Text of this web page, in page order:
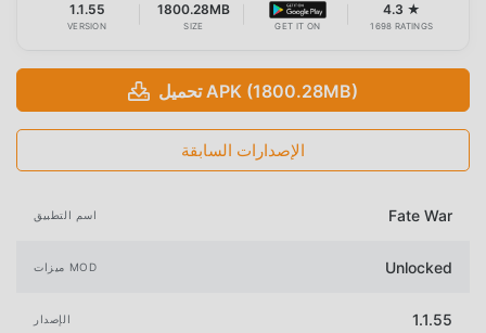
1.1.55
VERSION
1800.28MB
SIZE GET IT ON
4.3 ★
1698 RATINGS
تحميل APK (1800.28MB)
الإصدارات السابقة
اسم التطبيق Fate War
ميزات MOD Unlocked
الإصدار 1.1.55